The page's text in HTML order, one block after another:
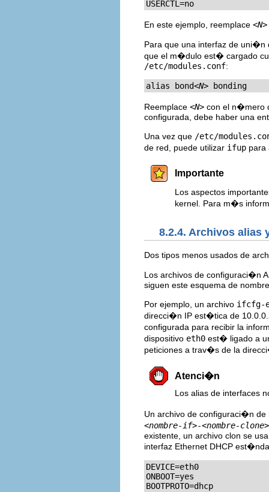
USERCTL=no
En este ejemplo, reemplace <N>
Para que una interfaz de
que el m�dulo est� cargado
/etc/modules.conf:
alias bond<N> bonding
Reemplace <N> con el n�mero
configurada, debe haber una
Una vez que /etc/
de red, puede utilizar ifup para
Importante
Los aspectos
kernel. Para m�s
8.2.4. Archivos alias
Dos tipos menos usados de
Los archivos de configuraci�n
siguen este esquema de
Por ejemplo, un archivo ifcfg-
direcci�n IP est�tica de
configurada para recibir la
dispositivo eth0 est� ligado a
peticiones a trav�s de la
Atenci�n
Los alias de interfaces
Un archivo de configuraci�n
<nombre-if>-<nombre-clone>
existente, un archivo clon se
interfaz Ethernet DHCP
DEVICE=eth0
ONBOOT=yes
BOOTPROTO=dhcp